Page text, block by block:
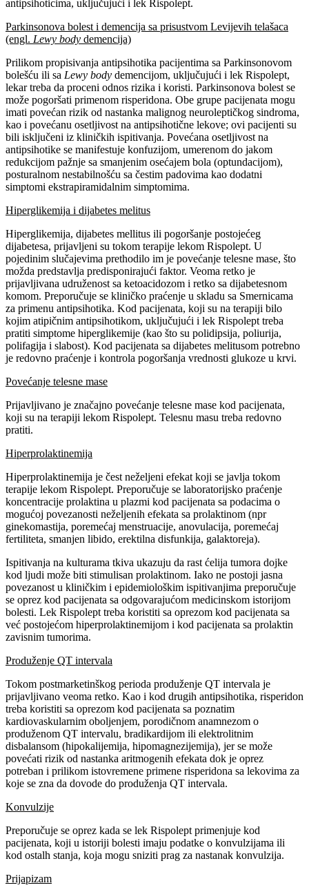
antipsihoticima, uključujući i lek Rispolept.
Parkinsonova bolest i demencija sa prisustvom Levijevih telašaca
(engl. Lewy body demencija)
Prilikom propisivanja antipsihotika pacijentima sa Parkinsonovom
bolešću ili sa Lewy body demencijom, uključujući i lek Rispolept,
lekar treba da proceni odnos rizika i koristi. Parkinsonova bolest se
može pogoršati primenom risperidona. Obe grupe pacijenata mogu
imati povećan rizik od nastanka malignog neuroleptičkog sindroma,
kao i povećanu osetljivost na antipsihotične lekove; ovi pacijenti su
bili isključeni iz kliničkih ispitivanja. Povećana osetljivost na
antipsihotike se manifestuje konfuzijom, umerenom do jakom
redukcijom pažnje sa smanjenim osećajem bola (optundacijom),
posturalnom nestabilnošću sa čestim padovima kao dodatni
simptomi ekstrapiramidalnim simptomima.
Hiperglikemija i dijabetes melitus
Hiperglikemija, dijabetes mellitus ili pogoršanje postojećeg
dijabetesa, prijavljeni su tokom terapije lekom Rispolept. U
pojedinim slučajevima prethodilo im je povećanje telesne mase, što
možda predstavlja predisponirajući faktor. Veoma retko je
prijavljivana udruženost sa ketoacidozom i retko sa dijabetesnom
komom. Preporučuje se kliničko praćenje u skladu sa Smernicama
za primenu antipsihotika. Kod pacijenata, koji su na terapiji bilo
kojim atipičnim antipsihotikom, uključujući i lek Rispolept treba
pratiti simptome hiperglikemije (kao što su polidipsija, poliurija,
polifagija i slabost). Kod pacijenata sa dijabetes melitusom potrebno
je redovno praćenje i kontrola pogoršanja vrednosti glukoze u krvi.
Povećanje telesne mase
Prijavljivano je značajno povećanje telesne mase kod pacijenata,
koji su na terapiji lekom Rispolept. Telesnu masu treba redovno
pratiti.
Hiperprolaktinemija
Hiperprolaktinemija je čest neželjeni efekat koji se javlja tokom
terapije lekom Rispolept. Preporučuje se laboratorijsko praćenje
koncentracije prolaktina u plazmi kod pacijenata sa podacima o
mogućoj povezanosti neželjenih efekata sa prolaktinom (npr
ginekomastija, poremećaj menstruacije, anovulacija, poremećaj
fertiliteta, smanjen libido, erektilna disfunkija, galaktoreja).
Ispitivanja na kulturama tkiva ukazuju da rast ćelija tumora dojke
kod ljudi može biti stimulisan prolaktinom. Iako ne postoji jasna
povezanost u kliničkim i epidemiološkim ispitivanjima preporučuje
se oprez kod pacijenata sa odgovarajućom medicinskom istorijom
bolesti. Lek Rispolept treba koristiti sa oprezom kod pacijenata sa
već postojećom hiperprolaktinemijom i kod pacijenata sa prolaktin
zavisnim tumorima.
Produženje QT intervala
Tokom postmarketinškog perioda produženje QT intervala je
prijavljivano veoma retko. Kao i kod drugih antipsihotika, risperidon
treba koristiti sa oprezom kod pacijenata sa poznatim
kardiovaskularnim oboljenjem, porodičnom anamnezom o
produženom QT intervalu, bradikardijom ili elektrolitnim
disbalansom (hipokalijemija, hipomagnezijemija), jer se može
povećati rizik od nastanka aritmogenih efekata dok je oprez
potreban i prilikom istovremene primene risperidona sa lekovima za
koje se zna da dovode do produženja QT intervala.
Konvulzije
Preporučuje se oprez kada se lek Rispolept primenjuje kod
pacijenata, koji u istoriji bolesti imaju podatke o konvulzijama ili
kod ostalh stanja, koja mogu sniziti prag za nastanak konvulzija.
Prijapizam